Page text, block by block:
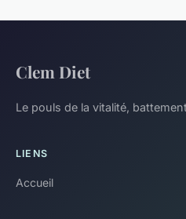
Clem Diet
Le pouls de la vitalité,
LIENS
Accueil